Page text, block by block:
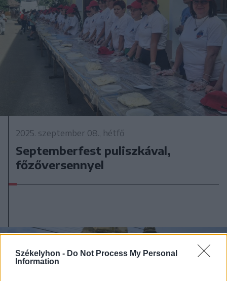
Székelyhon - Do Not Process My Personal
Information
2025. szeptember 08., hétfő
Septemberfest puliszkával,
főzőversennyel